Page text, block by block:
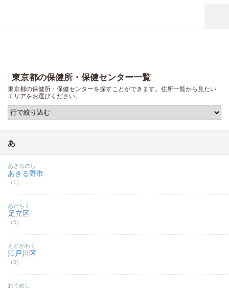
東京都の保健所・保健センター一覧
東京都の保健所・保健センターを探すことができます。住所一覧から見たい
エリアをお選びください。
あ
あきる野市
（1）
あきるのし
足立区
（5）
あだちく
江戸川区
（9）
えどがわく
おうめし